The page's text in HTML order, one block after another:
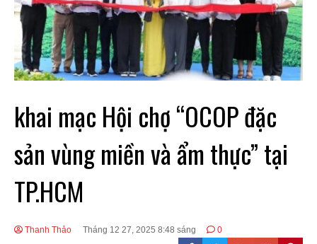
khai mạc Hội chợ “OCOP đặc
sản vùng miền và ẩm thực” tại
TP.HCM
Thanh Thảo Tháng 12 27, 2025 8:48 sáng 0